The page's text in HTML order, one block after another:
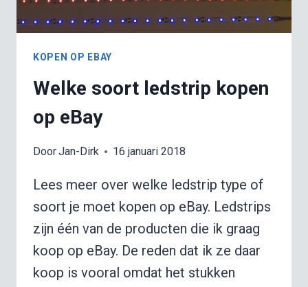
KOPEN OP EBAY
Welke soort ledstrip kopen
op eBay
DoorJan-Dirk 16 januari 2018
Lees meer over welke ledstrip type of
soort je moet kopen op eBay. Ledstrips
zijn één van de producten die ik graag
koop op eBay. De reden dat ik ze daar
koop is vooral omdat het stukken